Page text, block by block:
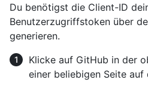
Du benötigst die Client-ID
Benutzerzugriffstoken über
generieren.
Klicke auf GitHub in der
einer beliebigen Seite